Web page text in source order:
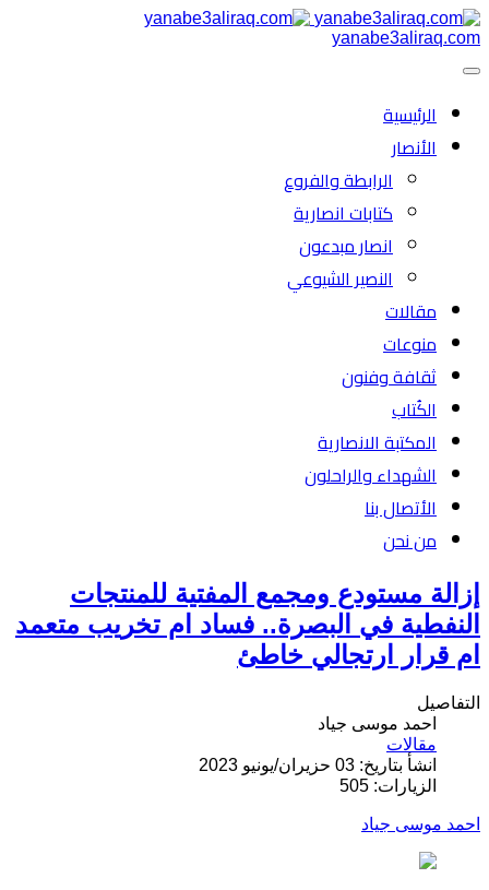
yanabe3aliraq.com
الرئیسية
الأنصار
الرابطة والفروع
كتابات انصارية
انصار مبدعون
النصیر الشیوعي
مقالات
منوعات
ثقافة وفنون
الكُتاب
المكتبة الانصارية
الشهداء والراحلون
الأتصال بنا
من نحن
إزالة مستودع ومجمع المفتية للمنتجات
النفطية في البصرة.. فساد ام تخريب متعمد
ام قرار ارتجالي خاطئ
التفاصيل
احمد موسى جياد
مقالات
انشأ بتاريخ: 03 حزيران/يونيو 2023
الزيارات: 505
احمد موسى جياد